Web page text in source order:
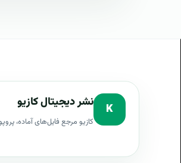
K نشر دیجیتال کازیو
کازیو مرجع فایل‌های آماده،